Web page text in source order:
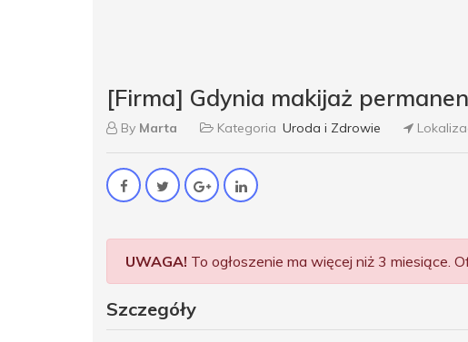
[Firma] Gdynia makijaż
By Marta Kategoria Uroda i Zdrowie
UWAGA! To ogłoszenie ma więcej niż 3 miesiące.
Szczegóły